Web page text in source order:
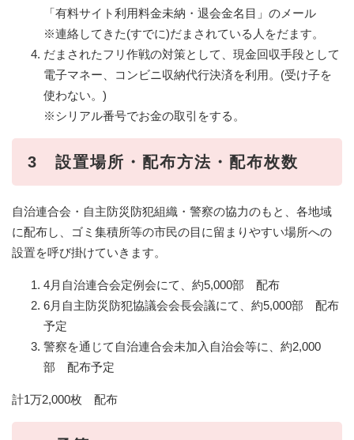
「有料サイト利用料金未納・退会金名目」のメール
※連絡してきた(すでに)だまされている人をだます。
だまされたフリ作戦の対策として、現金回収手段として
電子マネー、コンビニ収納代行決済を利用。(受け子を
使わない。)
※シリアル番号でお金の取引をする。
3 設置場所・配布方法・配布枚数
自治連合会・自主防災防犯組織・警察の協力のもと、各地域
に配布し、ゴミ集積所等の市民の目に留まりやすい場所への
設置を呼び掛けていきます。
4月自治連合会定例会にて、約5,000部 配布
6月自主防災防犯協議会会長会議にて、約5,000部 配布
予定
警察を通じて自治連合会未加入自治会等に、約2,000
部 配布予定
計1万2,000枚 配布